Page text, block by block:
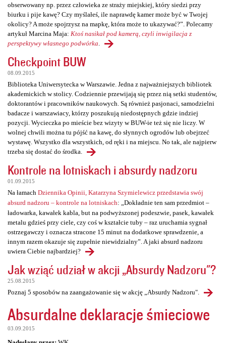
obserwowany np. przez człowieka ze straży miejskiej, który siedzi przy
biurku i pije kawę? Czy myślałeś, ile naprawdę kamer może być w Twojej
okolicy? A może spojrzysz na mapkę, która może to ukazywać?”. Polecamy
artykuł Marcina Maja: Ktoś nasikał pod kamerą, czyli inwigilacja z
perspektywy własnego podwórka
Checkpoint BUW
08.09.2015
Biblioteka Uniwersytecka w Warszawie. Jedna z najważniejszych bibliotek
akademickich w stolicy. Codziennie przewijają się przez nią setki studentów,
doktorantów i pracowników naukowych. Są również pasjonaci, samodzielni
badacze i warszawiacy, którzy poszukują niedostępnych gdzie indziej
pozycji. Wycieczka po mieście bez wizyty w BUW-ie też się nie liczy. W
wolnej chwili można tu pójść na kawę, do słynnych ogrodów lub obejrzeć
wystawę. Wszystko dla wszystkich, od ręki i na miejscu. No tak, ale najpierw
trzeba się dostać do środka.
Kontrole na lotniskach i absurdy nadzoru
01.09.2015
Na łamach Dziennika Opinii, Katarzyna Szymielewicz przedstawia swój
absurd nadzoru – kontrole na lotniskach: „Dokładnie ten sam przedmiot –
ładowarka, kawałek kabla, but na podwyższonej podeszwie, pasek, kawałek
metalu gdzieś przy ciele, czy coś w kształcie tuby – raz uruchamia sygnał
ostrzegawczy i oznacza stracone 15 minut na dodatkowe sprawdzenie, a
innym razem okazuje się zupełnie niewidzialny”. A jaki absurd nadzoru
uwiera Ciebie najbardziej?
Jak wziąć udział w akcji „Absurdy Nadzoru"?
25.08.2015
Poznaj 5 sposobów na zaangażowanie się w akcję „Absurdy Nadzoru".
Absurdalne deklaracje śmieciowe
03.09.2015